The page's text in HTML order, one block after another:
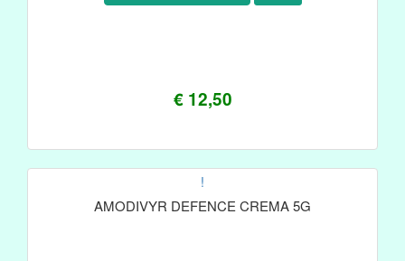
€ 12,50
!
AMODIVYR DEFENCE CREMA 5G